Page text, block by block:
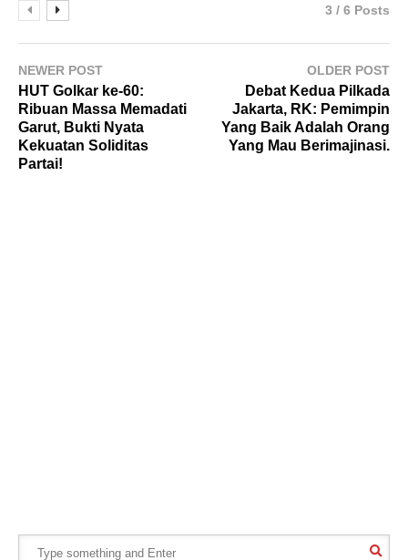
3 / 6 Posts
NEWER POST
HUT Golkar ke-60:
Ribuan Massa Memadati
Garut, Bukti Nyata
Kekuatan Soliditas
Partai!
OLDER POST
Debat Kedua Pilkada
Jakarta, RK: Pemimpin
Yang Baik Adalah Orang
Yang Mau Berimajinasi.